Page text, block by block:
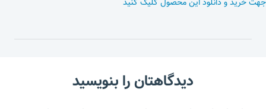
دیدگاهتان را بنویسید